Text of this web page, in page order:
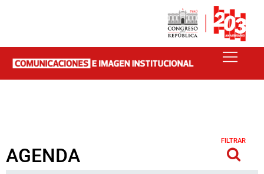
AGENDA
FILTRAR